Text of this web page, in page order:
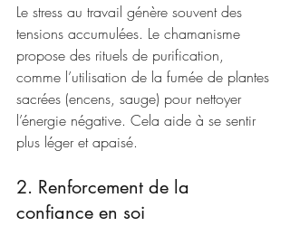
Le stress au travail génère souvent des
tensions accumulées. Le chamanisme
propose des rituels de purification,
comme l’utilisation de la fumée de plantes
sacrées (encens, sauge) pour nettoyer
l’énergie négative. Cela aide à se sentir
plus léger et apaisé.
2. Renforcement de la
confiance en soi